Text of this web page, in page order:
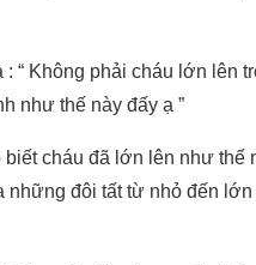
“ Không phải cháu lớn lên
như thế này đấy ạ ”
biết cháu đã lớn lên như
những đôi tất từ nhỏ đến